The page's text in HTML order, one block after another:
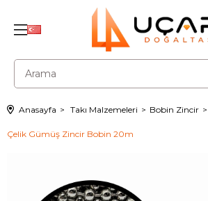
Anasayfa Takı Malzemeleri Bobin Zincir
Çelik Gümüş Zincir Bobin 20m